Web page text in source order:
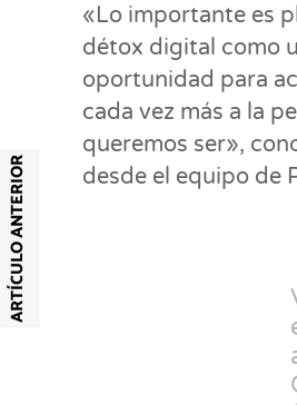
«Lo importante es
détox digital como
oportunidad para
cada vez más a la
queremos ser»,
desde el equipo de
ARTÍCULO ANTERIOR